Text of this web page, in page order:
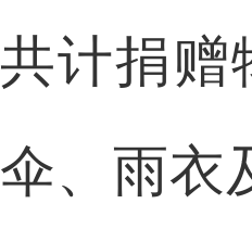
共计捐赠
伞、雨衣